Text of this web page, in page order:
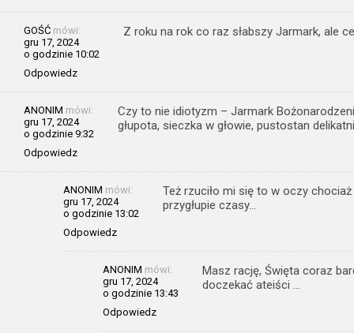
GOŚĆ mówi:
gru 17, 2024
o godzinie 10:02
Odpowiedz
Z roku na rok co raz słabszy Jarmark, ale
ANONIM mówi:
gru 17, 2024
o godzinie 9:32
Odpowiedz
Czy to nie idiotyzm – Jarmark
głupota, sieczka w głowie, pustostan
ANONIM mówi:
gru 17, 2024
o godzinie 13:02
Odpowiedz
Też rzuciło mi się to w oczy
przygłupie czasy…
ANONIM mówi:
gru 17, 2024
o godzinie 13:43
Odpowiedz
Masz rację, Święta coraz
doczekać ateiści …